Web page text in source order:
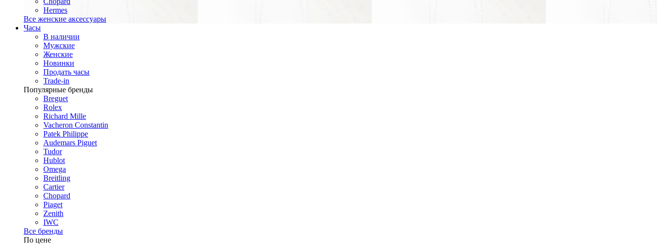
Hermes
Все женские аксессуары
Часы
В наличии
Мужские
Женские
Новинки
Продать часы
Trade-in
Популярные бренды
Breguet
Rolex
Richard Mille
Vacheron Constantin
Patek Philippe
Audemars Piguet
Tudor
Hublot
Omega
Breitling
Cartier
Chopard
Piaget
Zenith
IWC
Все бренды
По цене